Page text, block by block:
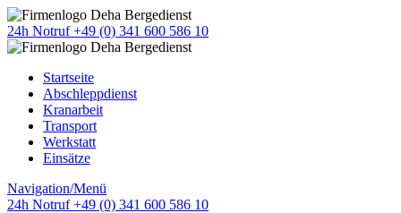
24h Notruf +49 (0) 341 600 586 10
Startseite
Abschleppdienst
Kranarbeit
Transport
Werkstatt
Einsätze
Navigation/Menü
24h Notruf +49 (0) 341 600 586 10